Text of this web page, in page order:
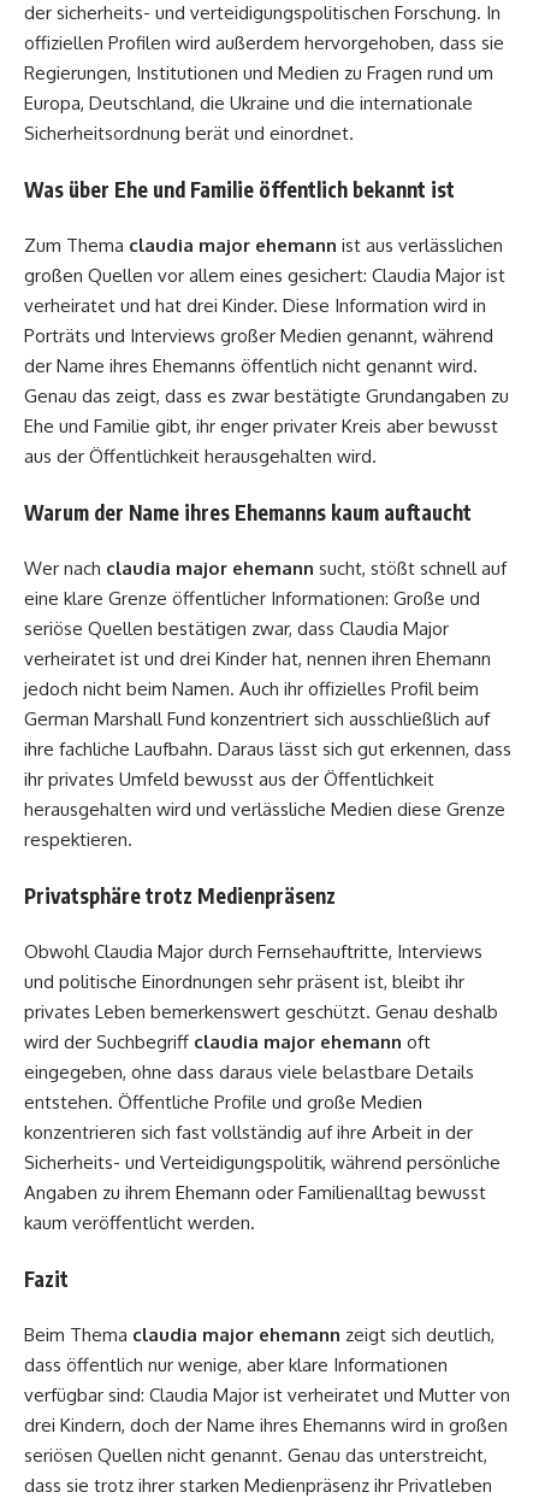
der sicherheits- und verteidigungspolitischen Forschung. In
offiziellen Profilen wird außerdem hervorgehoben, dass sie
Regierungen, Institutionen und Medien zu Fragen rund um
Europa, Deutschland, die Ukraine und die internationale
Sicherheitsordnung berät und einordnet.
Was über Ehe und Familie öffentlich bekannt ist
Zum Thema claudia major ehemann ist aus verlässlichen
großen Quellen vor allem eines gesichert: Claudia Major ist
verheiratet und hat drei Kinder. Diese Information wird in
Porträts und Interviews großer Medien genannt, während
der Name ihres Ehemanns öffentlich nicht genannt wird.
Genau das zeigt, dass es zwar bestätigte Grundangaben zu
Ehe und Familie gibt, ihr enger privater Kreis aber bewusst
aus der Öffentlichkeit herausgehalten wird.
Warum der Name ihres Ehemanns kaum auftaucht
Wer nach claudia major ehemann sucht, stößt schnell auf
eine klare Grenze öffentlicher Informationen: Große und
seriöse Quellen bestätigen zwar, dass Claudia Major
verheiratet ist und drei Kinder hat, nennen ihren Ehemann
jedoch nicht beim Namen. Auch ihr offizielles Profil beim
German Marshall Fund konzentriert sich ausschließlich auf
ihre fachliche Laufbahn. Daraus lässt sich gut erkennen, dass
ihr privates Umfeld bewusst aus der Öffentlichkeit
herausgehalten wird und verlässliche Medien diese Grenze
respektieren.
Privatsphäre trotz Medienpräsenz
Obwohl Claudia Major durch Fernsehauftritte, Interviews
und politische Einordnungen sehr präsent ist, bleibt ihr
privates Leben bemerkenswert geschützt. Genau deshalb
wird der Suchbegriff claudia major ehemann oft
eingegeben, ohne dass daraus viele belastbare Details
entstehen. Öffentliche Profile und große Medien
konzentrieren sich fast vollständig auf ihre Arbeit in der
Sicherheits- und Verteidigungspolitik, während persönliche
Angaben zu ihrem Ehemann oder Familienalltag bewusst
kaum veröffentlicht werden.
Fazit
Beim Thema claudia major ehemann zeigt sich deutlich,
dass öffentlich nur wenige, aber klare Informationen
verfügbar sind: Claudia Major ist verheiratet und Mutter von
drei Kindern, doch der Name ihres Ehemanns wird in großen
seriösen Quellen nicht genannt. Genau das unterstreicht,
dass sie trotz ihrer starken Medienpräsenz ihr Privatleben